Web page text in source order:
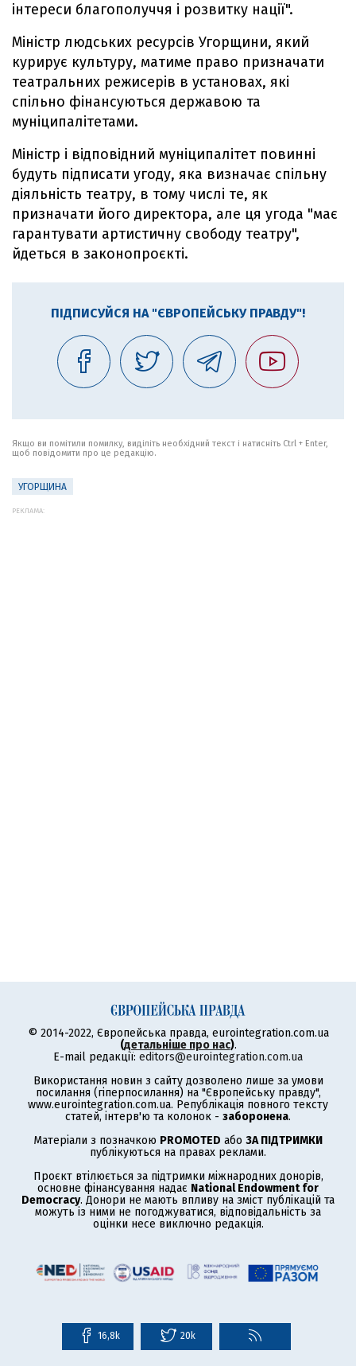
інтереси благополуччя і розвитку нації".
Міністр людських ресурсів Угорщини, який
курирує культуру, матиме право призначати
театральних режисерів в установах, які
спільно фінансуються державою та
муніципалітетами.
Міністр і відповідний муніципалітет повинні
будуть підписати угоду, яка визначає спільну
діяльність театру, в тому числі те, як
призначати його директора, але ця угода "має
гарантувати артистичну свободу театру",
йдеться в законопроєкті.
ПІДПИСУЙСЯ НА "ЄВРОПЕЙСЬКУ ПРАВДУ"!
Якщо ви помітили помилку, виділіть необхідний текст і натисніть Ctrl + Enter,
щоб повідомити про це редакцію.
УГОРЩИНА
РЕКЛАМА:
© 2014-2022, Європейська правда, eurointegration.com.ua
(детальніше про нас).
E-mail редакції: editors@eurointegration.com.ua
Використання новин з сайту дозволено лише за умови
посилання (гіперпосилання) на "Європейську правду",
www.eurointegration.com.ua. Републікація повного тексту
статей, інтерв'ю та колонок - заборонена.
Матеріали з позначкою PROMOTED або ЗА ПІДТРИМКИ
публікуються на правах реклами.
Проєкт втілюється за підтримки міжнародних донорів,
основне фінансування надає National Endowment for
Democracy. Донори не мають впливу на зміст публікацій та
можуть із ними не погоджуватися, відповідальність за
оцінки несе виключно редакція.
16,8k 20k